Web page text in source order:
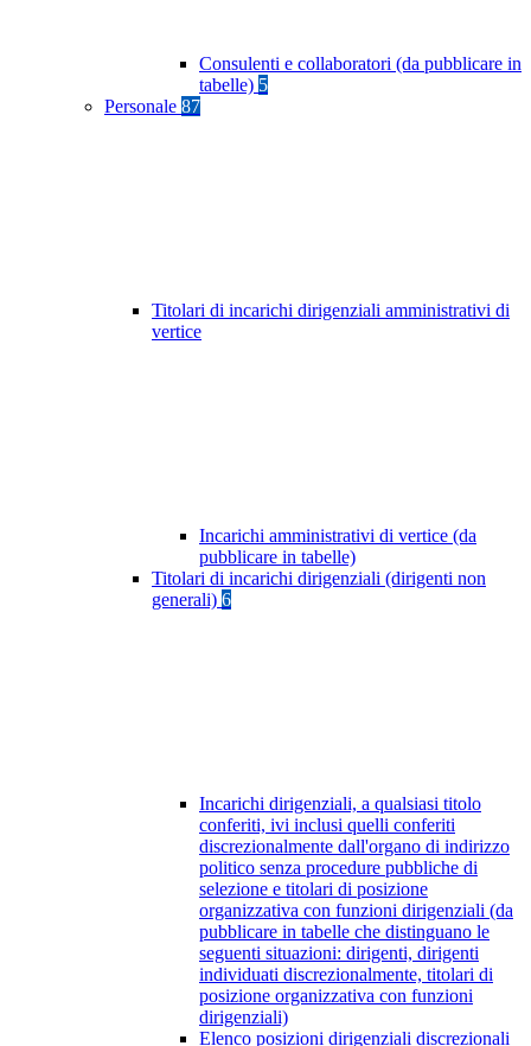
Consulenti e collaboratori (da pubblicare in
tabelle) 5
Personale 87
Titolari di incarichi dirigenziali amministrativi di
vertice
Incarichi amministrativi di vertice (da
pubblicare in tabelle)
Titolari di incarichi dirigenziali (dirigenti non
generali) 6
Incarichi dirigenziali, a qualsiasi titolo
conferiti, ivi inclusi quelli conferiti
discrezionalmente dall'organo di indirizzo
politico senza procedure pubbliche di
selezione e titolari di posizione
organizzativa con funzioni dirigenziali (da
pubblicare in tabelle che distinguano le
seguenti situazioni: dirigenti, dirigenti
individuati discrezionalmente, titolari di
posizione organizzativa con funzioni
dirigenziali)
Elenco posizioni dirigenziali discrezionali